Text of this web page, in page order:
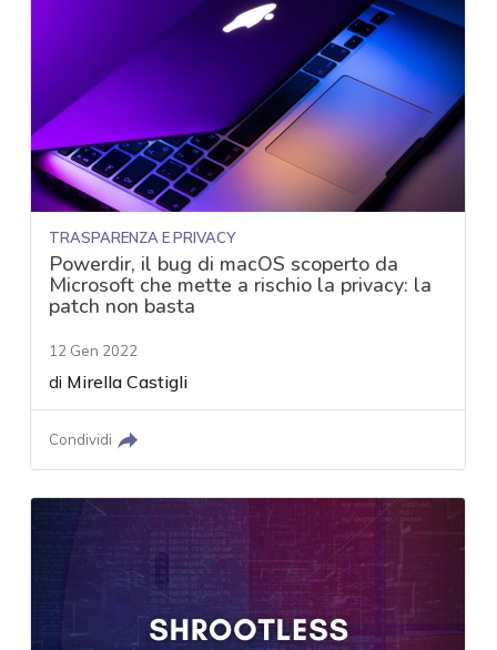
TRASPARENZA E PRIVACY
Powerdir, il bug di macOS scoperto da
Microsoft che mette a rischio la privacy: la
patch non basta
12 Gen 2022
di Mirella Castigli
Condividi